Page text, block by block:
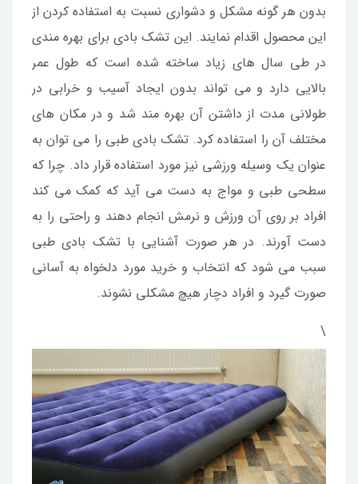
بدون هر گونه مشکل و دشواری نسبت به استفاده کردن از
این محصول اقدام نمایند. این تشک بادی برای بهره مندی
در طی سال های زیاد ساخته شده است که طول عمر
بالایی دارد و می تواند بدون ایجاد آسیب و خرابی در
طولانی مدت از داشتن آن بهره مند شد و در مکان های
مختلف آن را استفاده کرد. تشک بادی طبی را می توان به
عنوان یک وسیله ورزشی نیز مورد استفاده قرار داد. چرا که
سطحی طبی و مواج به دست می آید که کمک می کند
افراد بر روی آن ورزش و نرمش انجام دهند و راحتی را به
دست آورند. در هر صورت آشنایی با تشک بادی طبی
سبب می شود که انتخاب و خرید مورد دلخواه به آسانی
صورت گیرد و افراد دچار هیچ مشکلی نشوند.
\